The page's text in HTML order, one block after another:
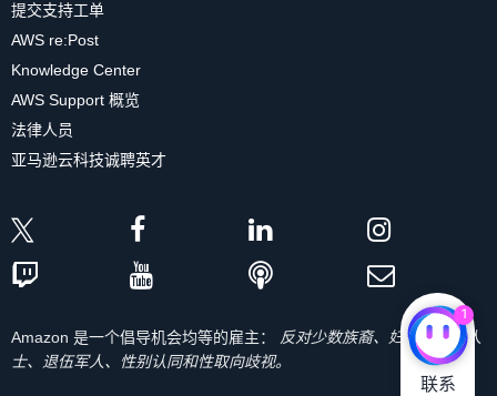
提交支持工单
AWS re:Post
Knowledge Center
AWS Support 概览
法律人员
亚马逊云科技诚聘英才
Amazon 是一个倡导机会均等的雇主：
反对少数族裔、妇女、残疾人
士、退伍军人、性别认同和性取向歧视。
1
联系